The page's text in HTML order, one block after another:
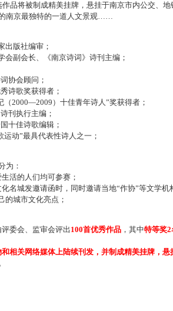
品将被制成精美挂牌，悬挂于南京市内公交、地
南京最独特的一道人文景观……
出版社编审；
会副会长、《南京诗词》诗刊主编；
协会顾问；
诗歌奖获得者；
2000—2009）十佳青年诗人”奖获得者；
刊执行主编；
十佳诗歌编辑；
运动”最具代表性诗人之一；
为：
活的人们均可参赛；
名城发邀请函时，同时邀请当地“作协”等文学机
城市文化亮点；
委会、监审会评出 100首优秀作品 ，其中特等奖
相关网络媒体上陆续刊发，并制成精美挂牌，